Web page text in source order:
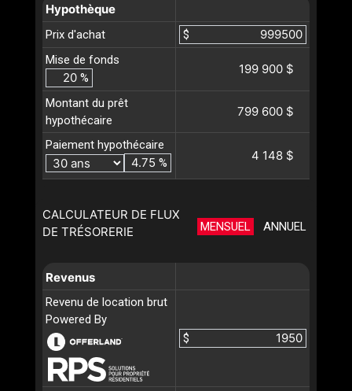
Hypothèque
Prix d'achat
$
Mise de fonds
%
199 900 $
Montant du prêt
hypothécaire
799 600 $
Paiement hypothécaire
%
4 148 $
CALCULATEUR DE FLUX
DE TRÉSORERIE
MENSUEL ANNUEL
Revenus
Revenu de location brut
Powered By
$